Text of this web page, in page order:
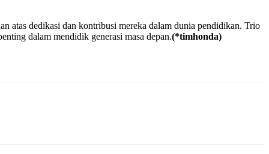
atas dedikasi dan kontribusi mereka dalam dunia pendidikan. Trio
dalam mendidik generasi masa depan.(*timhonda)